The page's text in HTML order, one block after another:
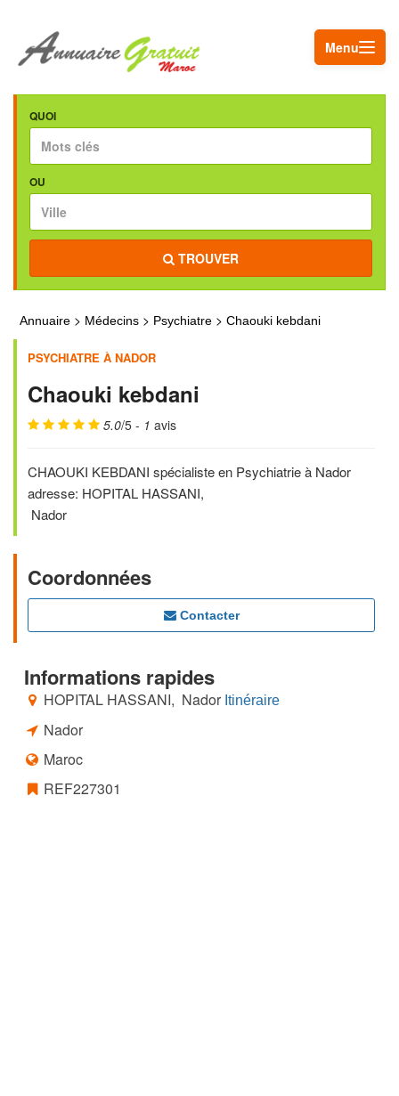
Menu
QUOI
OU
TROUVER
Annuaire > Médecins > Psychiatre > Chaouki kebdani
PSYCHIATRE À NADOR
Chaouki kebdani
5.0/5 - 1 avis
CHAOUKI KEBDANI spécialiste en Psychiatrie à Nador
adresse: HOPITAL HASSANI,
Nador
Coordonnées
Contacter
Informations rapides
HOPITAL HASSANI, Nador Itinéraire
Nador
Maroc
REF227301